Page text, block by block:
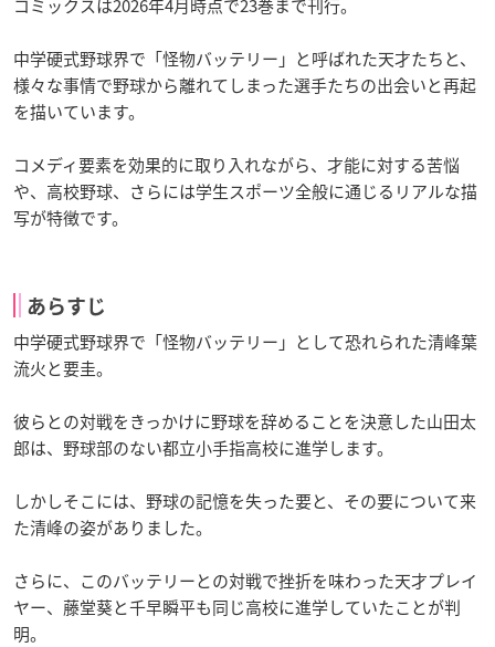
コミックスは2026年4月時点で23巻まで刊行。
中学硬式野球界で「怪物バッテリー」と呼ばれた天才たちと、
様々な事情で野球から離れてしまった選手たちの出会いと再起
を描いています。
コメディ要素を効果的に取り入れながら、才能に対する苦悩
や、高校野球、さらには学生スポーツ全般に通じるリアルな描
写が特徴です。
あらすじ
中学硬式野球界で「怪物バッテリー」として恐れられた清峰葉
流火と要圭。
彼らとの対戦をきっかけに野球を辞めることを決意した山田太
郎は、野球部のない都立小手指高校に進学します。
しかしそこには、野球の記憶を失った要と、その要について来
た清峰の姿がありました。
さらに、このバッテリーとの対戦で挫折を味わった天才プレイ
ヤー、藤堂葵と千早瞬平も同じ高校に進学していたことが判
明。